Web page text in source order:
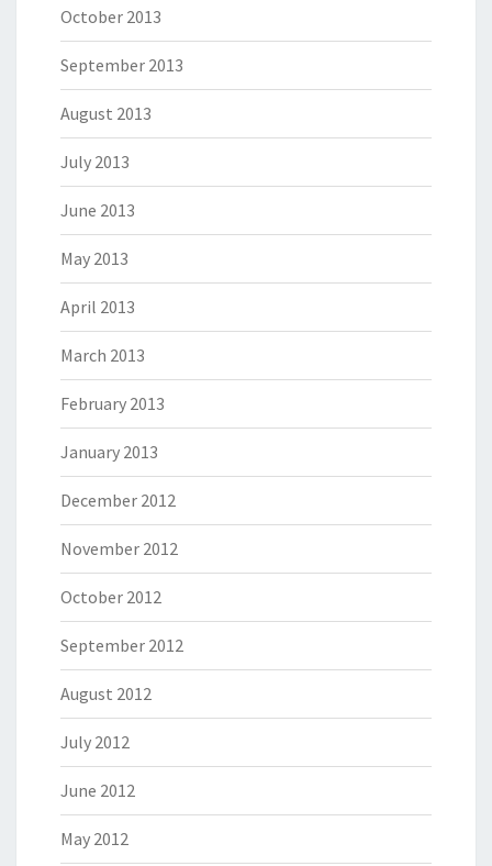
October 2013
September 2013
August 2013
July 2013
June 2013
May 2013
April 2013
March 2013
February 2013
January 2013
December 2012
November 2012
October 2012
September 2012
August 2012
July 2012
June 2012
May 2012